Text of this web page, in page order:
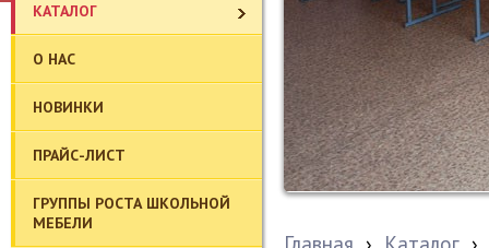
КАТАЛОГ
О НАС
НОВИНКИ
ПРАЙС-ЛИСТ
ГРУППЫ РОСТА ШКОЛЬНОЙ
МЕБЕЛИ